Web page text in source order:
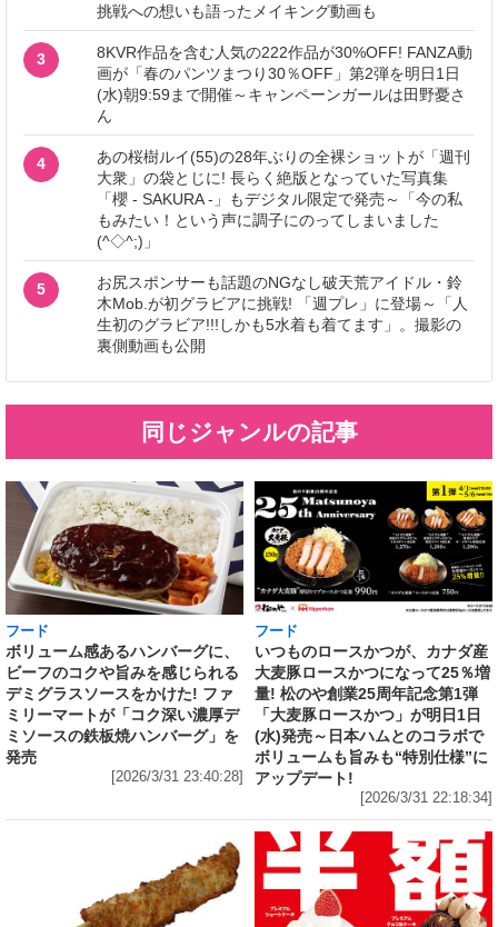
挑戦への想いも語ったメイキング動画も
3
8KVR作品を含む人気の222作品が30%OFF! FANZA動
画が「春のパンツまつり30％OFF」第2弾を明日1日
(水)朝9:59まで開催～キャンペーンガールは田野憂さ
ん
4
あの桜樹ルイ(55)の28年ぶりの全裸ショットが「週刊
大衆」の袋とじに! 長らく絶版となっていた写真集
「櫻 - SAKURA -」もデジタル限定で発売～「今の私
もみたい！という声に調子にのってしまいました
(^◇^;)」
5
お尻スポンサーも話題のNGなし破天荒アイドル・鈴
木Mob.が初グラビアに挑戦! 「週プレ」に登場～「人
生初のグラビア!!!しかも5水着も着てます」。撮影の
裏側動画も公開
同じジャンルの記事
フード
ボリューム感あるハンバーグに、
ビーフのコクや旨みを感じられる
デミグラスソースをかけた! ファ
ミリーマートが「コク深い濃厚デ
ミソースの鉄板焼ハンバーグ」を
発売
[2026/3/31 23:40:28]
フード
いつものロースかつが、カナダ産
大麦豚ロースかつになって25％増
量! 松のや創業25周年記念第1弾
「大麦豚ロースかつ」が明日1日
(水)発売～日本ハムとのコラボで
ボリュームも旨みも“特別仕様”に
アップデート!
[2026/3/31 22:18:34]